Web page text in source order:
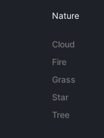
Nature
Cloud
Fire
Grass
Star
Tree